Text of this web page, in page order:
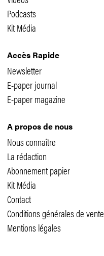
Podcasts
Kit Média
Accès Rapide
Newsletter
E-paper journal
E-paper magazine
A propos de nous
Nous connaître
La rédaction
Abonnement papier
Kit Média
Contact
Conditions générales de vente
Mentions légales